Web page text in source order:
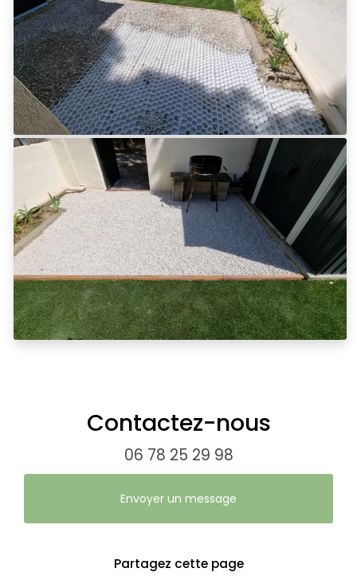
Contactez-nous
06 78 25 29 98
Envoyer un message
Partagez cette page